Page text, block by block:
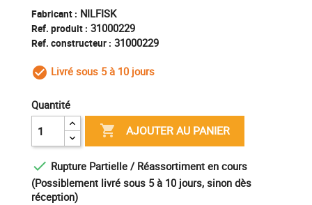
Fabricant : NILFISK
Ref. produit : 31000229
Ref. constructeur : 31000229
check_circle_outline
Livré sous 5 à 10 jours
Quantité
 AJOUTER AU PANIER
 Rupture Partielle / Réassortiment en cours
(Possiblement livré sous 5 à 10 jours, sinon dès
réception)